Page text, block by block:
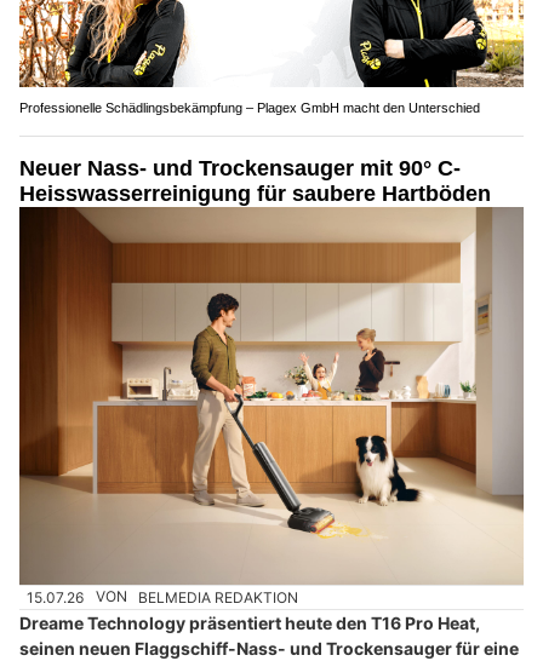
Professionelle Schädlingsbekämpfung – Plagex GmbH macht den Unterschied
Neuer Nass- und Trockensauger mit 90° C-
Heisswasserreinigung für saubere Hartböden
15.07.26 VON BELMEDIA REDAKTION
Dreame Technology präsentiert heute den T16 Pro Heat,
seinen neuen Flaggschiff-Nass- und Trockensauger für eine